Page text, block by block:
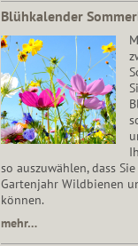
Blühkalender
so auszuwählen, dass
Gartenjahr Wildbienen
können.
mehr…